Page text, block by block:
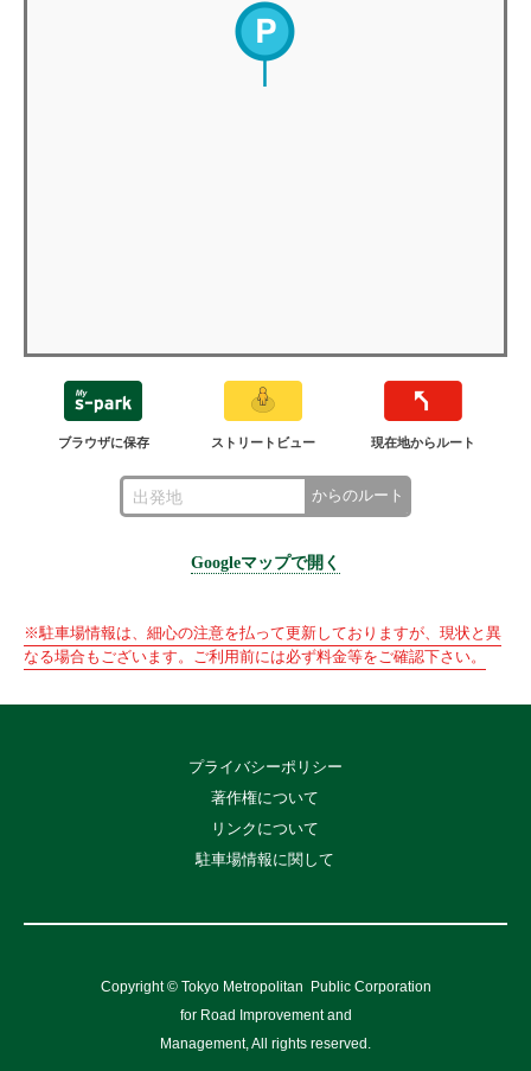
ブラウザに保存 ストリートビュー 現在地からルート
からのルート
Googleマップで開く
※駐車場情報は、細心の注意を払って更新しておりますが、現状と異
なる場合もございます。ご利用前には必ず料金等をご確認下さい。
プライバシーポリシー
著作権について
リンクについて
駐車場情報に関して
Copyright © Tokyo Metropolitan
Public Corporation
for Road Improvement and
Management, All rights reserved.